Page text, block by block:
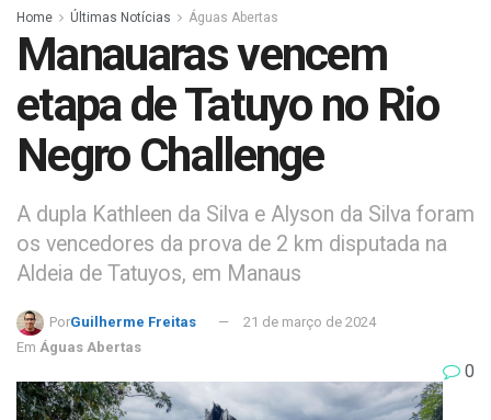
Home Últimas Notícias Águas Abertas
Manauaras vencem
etapa de Tatuyo no Rio
Negro Challenge
A dupla Kathleen da Silva e Alyson da Silva foram
os vencedores da prova de 2 km disputada na
Aldeia de Tatuyos, em Manaus
PorGuilherme Freitas
21 de março de 2024
Em Águas Abertas
0